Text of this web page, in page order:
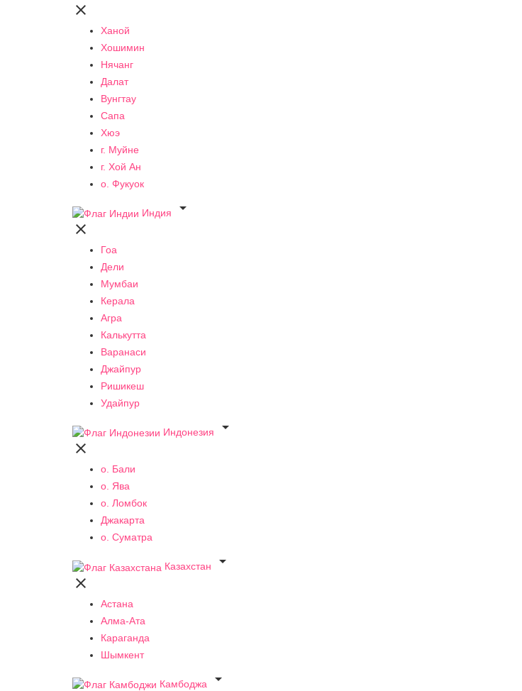

Ханой
Хошимин
Нячанг
Далат
Вунгтау
Сапа
Хюэ
г. Муйне
г. Хой Ан
о. Фукуок
Индия


Гоа
Дели
Мумбаи
Керала
Агра
Калькутта
Варанаси
Джайпур
Ришикеш
Удайпур
Индонезия


о. Бали
о. Ява
о. Ломбок
Джакарта
о. Суматра
Казахстан


Астана
Алма-Ата
Караганда
Шымкент
Камбоджа
